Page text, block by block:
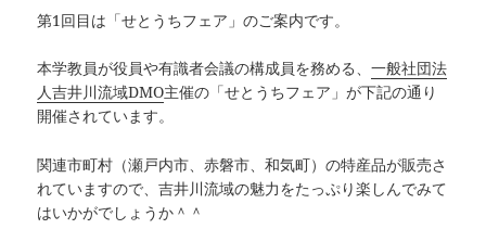
第1回目は「せとうちフェア」のご案内です。
本学教員が役員や有識者会議の構成員を務める、一般社団法
人吉井川流域DMO主催の「せとうちフェア」が下記の通り
開催されています。
関連市町村（瀬戸内市、赤磐市、和気町）の特産品が販売さ
れていますので、吉井川流域の魅力をたっぷり楽しんでみて
はいかがでしょうか＾＾